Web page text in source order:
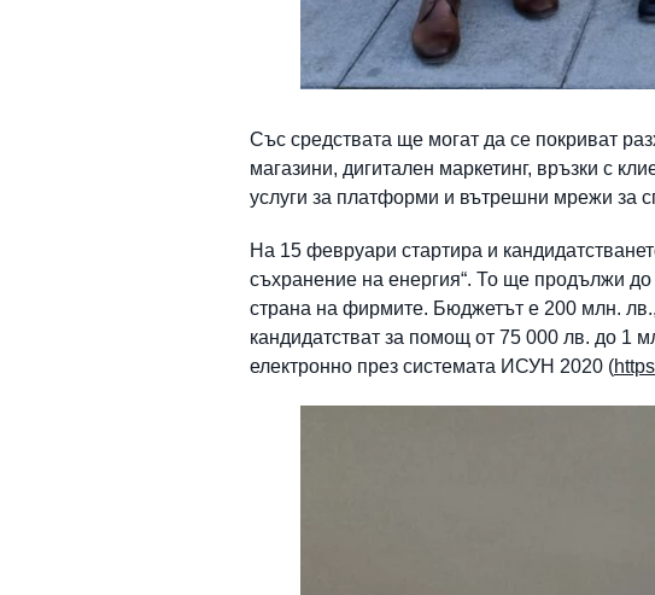
Със средствата ще могат да се покриват
магазини, дигитален маркетинг, връзки с
услуги за платформи и вътрешни мрежи за
На 15 февруари стартира и
съхранение на енергия“. То ще продължи
страна на фирмите. Бюджетът е 200 млн.
кандидатстват за помощ от 75 000 лв. до 1
електронно през системата ИСУН 2020 (